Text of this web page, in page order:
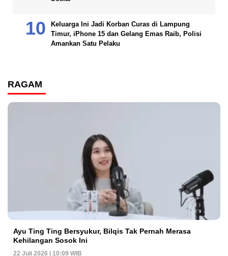
Keluarga Ini Jadi Korban Curas di Lampung
Timur, iPhone 15 dan Gelang Emas Raib, Polisi
Amankan Satu Pelaku
RAGAM
Ayu Ting Ting Bersyukur, Bilqis Tak Pernah Merasa
Kehilangan Sosok Ini
22 Juli 2026 | 10:09 WIB